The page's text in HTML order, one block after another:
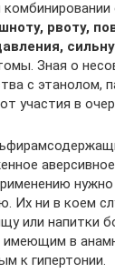
рвоту,
Зная о
с этанолом,
участия в
Их ни в коем
или напитки
в
к гипертонии.